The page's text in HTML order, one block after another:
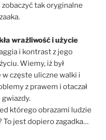
tak oryginalne
wrażliwość i użycie
i kontrast z jego
Wiemy, iż był
w częste uliczne walki i
z prawem i otaczał
którego obrazami ludzie
To jest dopiero zagadka…